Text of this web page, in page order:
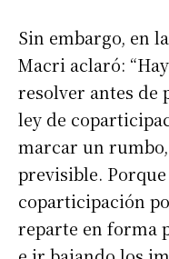
Sin embargo, en
Macri aclaró:
resolver antes de
ley de
marcar un
previsible.
coparticipación
reparte en forma